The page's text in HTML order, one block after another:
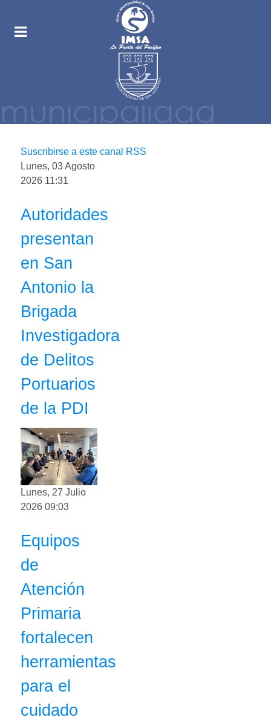
Suscribirse a este canal RSS
Lunes, 03 Agosto
2026 11:31
Autoridades
presentan
en San
Antonio la
Brigada
Investigadora
de Delitos
Portuarios
de la PDI
Lunes, 27 Julio
2026 09:03
Equipos
de
Atención
Primaria
fortalecen
herramientas
para el
cuidado